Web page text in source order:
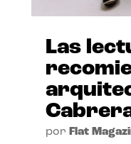
Las
por Flat